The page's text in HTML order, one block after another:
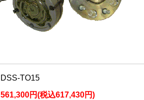
DSS-TO15
561,300円(税込617,430円)